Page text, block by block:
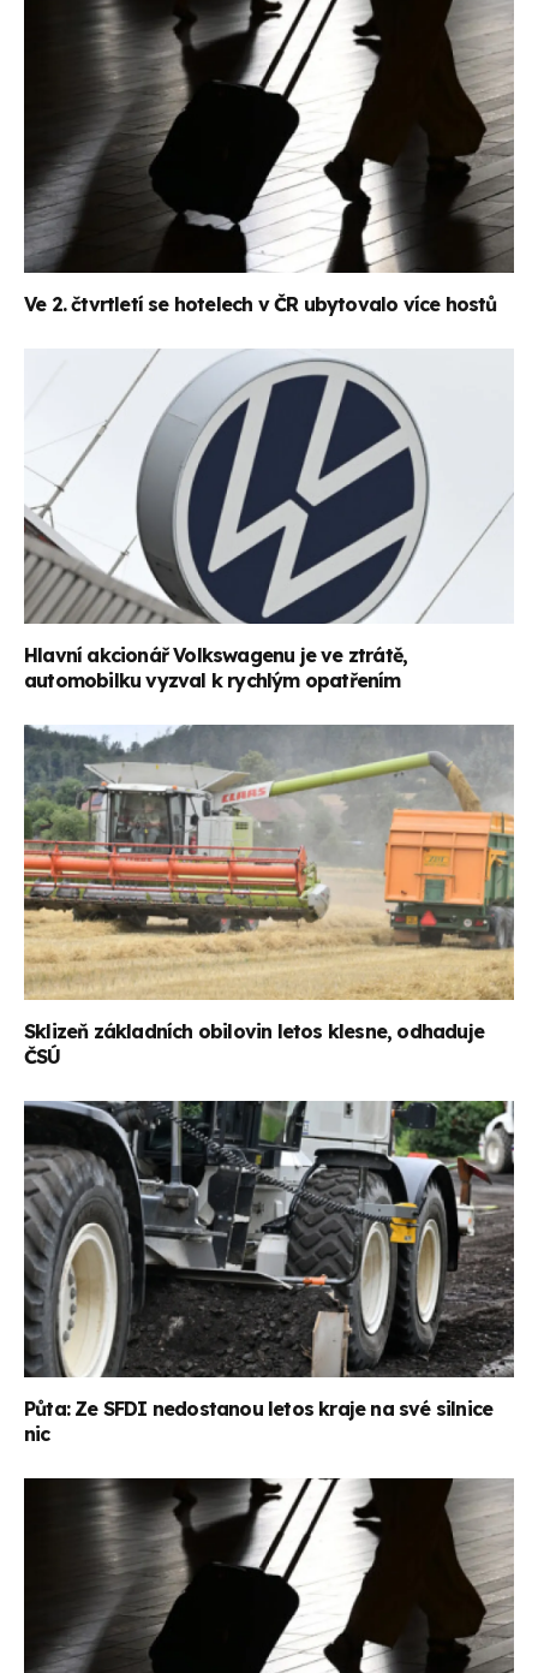
Ve 2. čtvrtletí se hotelech v ČR ubytovalo více hostů
Hlavní akcionář Volkswagenu je ve ztrátě,
automobilku vyzval k rychlým opatřením
Sklizeň základních obilovin letos klesne, odhaduje
ČSÚ
Půta: Ze SFDI nedostanou letos kraje na své silnice
nic